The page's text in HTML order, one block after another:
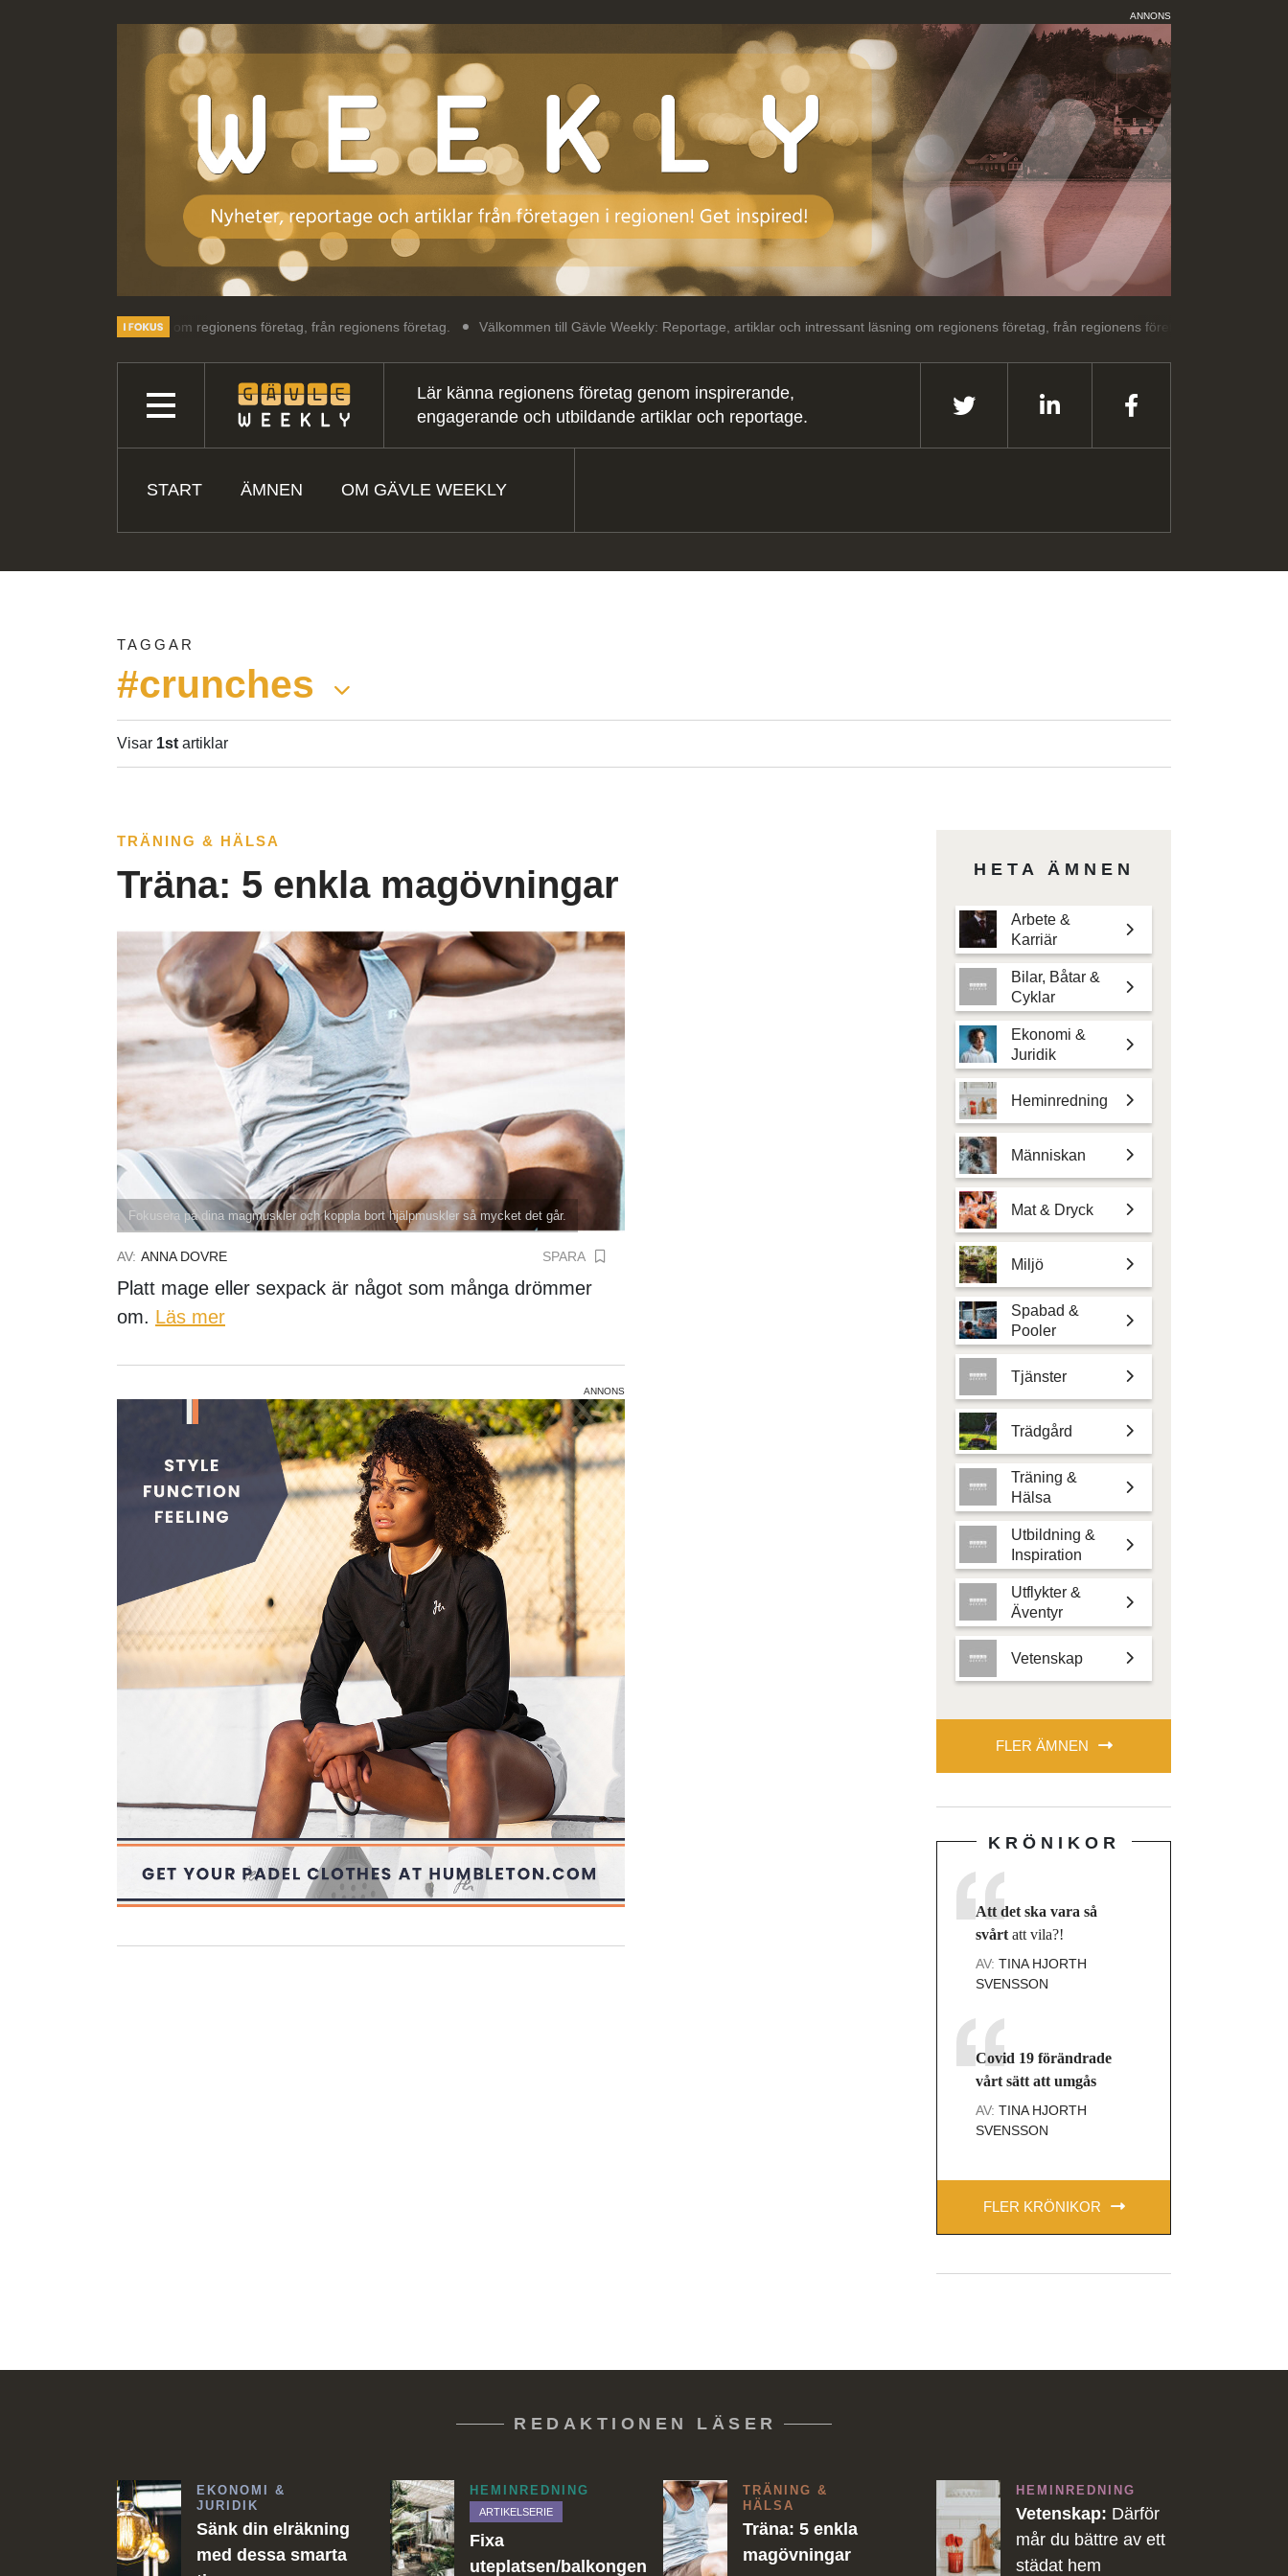
ANNONS
läsning om regionens företag, från regionens företag. Välkommen till Gävle Weekly: Reportage, artiklar och intressant läsning om regionens företag, från regionens företag. Välkommen till Gävle
Lär känna regionens företag genom inspirerande,
engagerande och utbildande artiklar och reportage.
START ÄMNEN OM GÄVLE WEEKLY
TAGGAR
#crunches
Visar 1st artiklar
TRÄNING & HÄLSA
Träna: 5 enkla magövningar
Fokusera på dina magmuskler och koppla bort hjälpmuskler så mycket det går.
AV: ANNA DOVRE SPARA
Platt mage eller sexpack är något som många drömmer
om. Läs mer
ANNONS
HETA ÄMNEN
Arbete &
Karriär
Bilar, Båtar &
Cyklar
Ekonomi &
Juridik
Heminredning
Människan
Mat & Dryck
Miljö
Spabad &
Pooler
Tjänster
Trädgård
Träning &
Hälsa
Utbildning &
Inspiration
Utflykter &
Äventyr
Vetenskap
FLER ÄMNEN
KRÖNIKOR
Att det ska vara så
svårt att vila?!
AV: TINA HJORTH
SVENSSON
Covid 19 förändrade
vårt sätt att umgås
AV: TINA HJORTH
SVENSSON
FLER KRÖNIKOR
REDAKTIONEN LÄSER
EKONOMI &
JURIDIK
Sänk din elräkning
med dessa smarta
HEMINREDNING
ARTIKELSERIE
Fixa
uteplatsen/balkongen
TRÄNING &
HÄLSA
Träna: 5 enkla
magövningar
HEMINREDNING
Vetenskap: Därför
mår du bättre av ett
städat hem